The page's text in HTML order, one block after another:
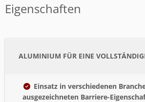
Eigenschaften
ALUMINIUM FÜR EINE
Einsatz in verschiedenen
ausgezeichneten Barriere-